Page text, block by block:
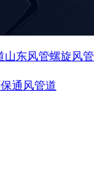
山东风管螺旋风管
通风管道